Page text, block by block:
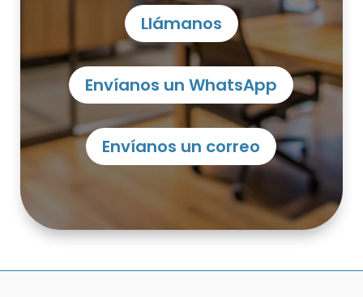
Llámanos
Envíanos un WhatsApp
Envíanos un correo